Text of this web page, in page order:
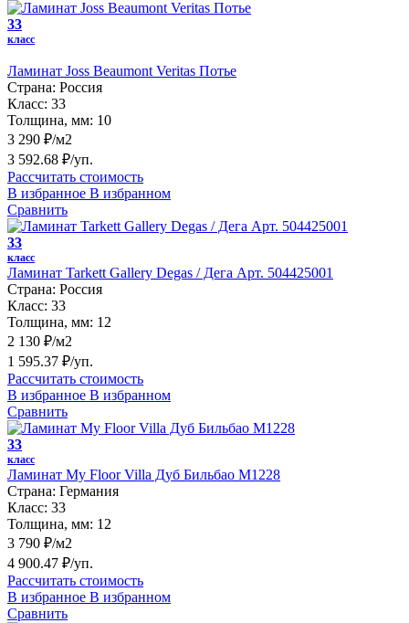
33
класс
Ламинат Joss Beaumont Veritas Потье
Страна: Россия
Класс: 33
Толщина, мм: 10
3 290 ₽/м2
3 592.68 ₽/уп.
Рассчитать стоимость
В избранное В избранном
Сравнить
33
класс
Ламинат Tarkett Gallery Degas / Дега Арт. 504425001
Страна: Россия
Класс: 33
Толщина, мм: 12
2 130 ₽/м2
1 595.37 ₽/уп.
Рассчитать стоимость
В избранное В избранном
Сравнить
33
класс
Ламинат My Floor Villa Дуб Бильбао М1228
Страна: Германия
Класс: 33
Толщина, мм: 12
3 790 ₽/м2
4 900.47 ₽/уп.
Рассчитать стоимость
В избранное В избранном
Сравнить